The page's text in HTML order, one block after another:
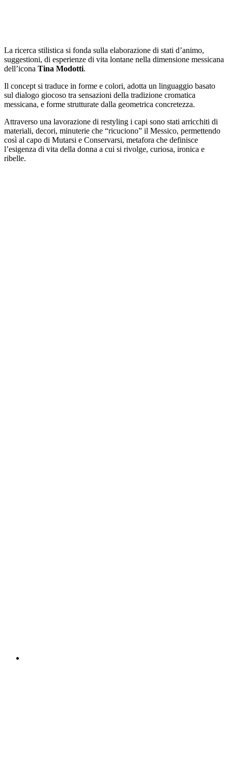
La ricerca stilistica si fonda sulla elaborazione di stati d’animo,
suggestioni, di esperienze di vita lontane nella dimensione messicana
dell’icona Tina Modotti.
Il concept si traduce in forme e colori, adotta un linguaggio basato
sul dialogo giocoso tra sensazioni della tradizione cromatica
messicana, e forme strutturate dalla geometrica concretezza.
Attraverso una lavorazione di restyling i capi sono stati arricchiti di
materiali, decori, minuterie che “ricuciono” il Messico, permettendo
così al capo di Mutarsi e Conservarsi, metafora che definisce
l’esigenza di vita della donna a cui si rivolge, curiosa, ironica e
ribelle.